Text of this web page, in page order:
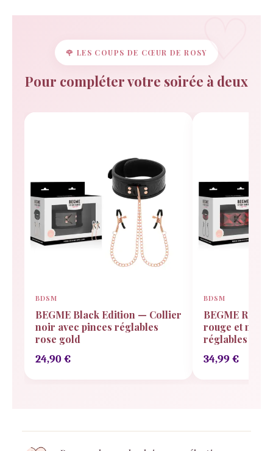
🌹 LES COUPS DE CŒUR DE ROSY
Pour compléter votre soirée à deux
BDSM
BEGME Black Edition — Collier
noir avec pinces réglables
rose gold
24,90€
BDSM
BEGME RED
rouge et noir
réglables
34,99€